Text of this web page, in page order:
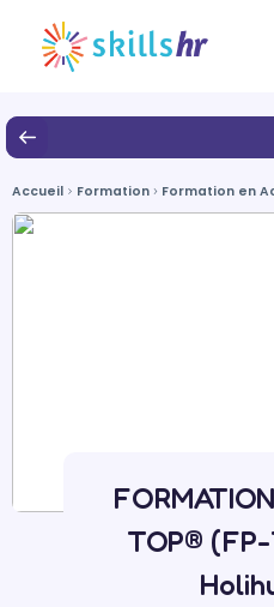
Accueil Formation Formation en
TOP®